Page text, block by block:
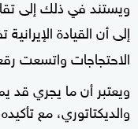
ويستند في ذلك إلى
إلى أن القيادة
الاحتجاجات واتسعت
ويعتبر أن ما يجري قد
والديكتاتوري، مع